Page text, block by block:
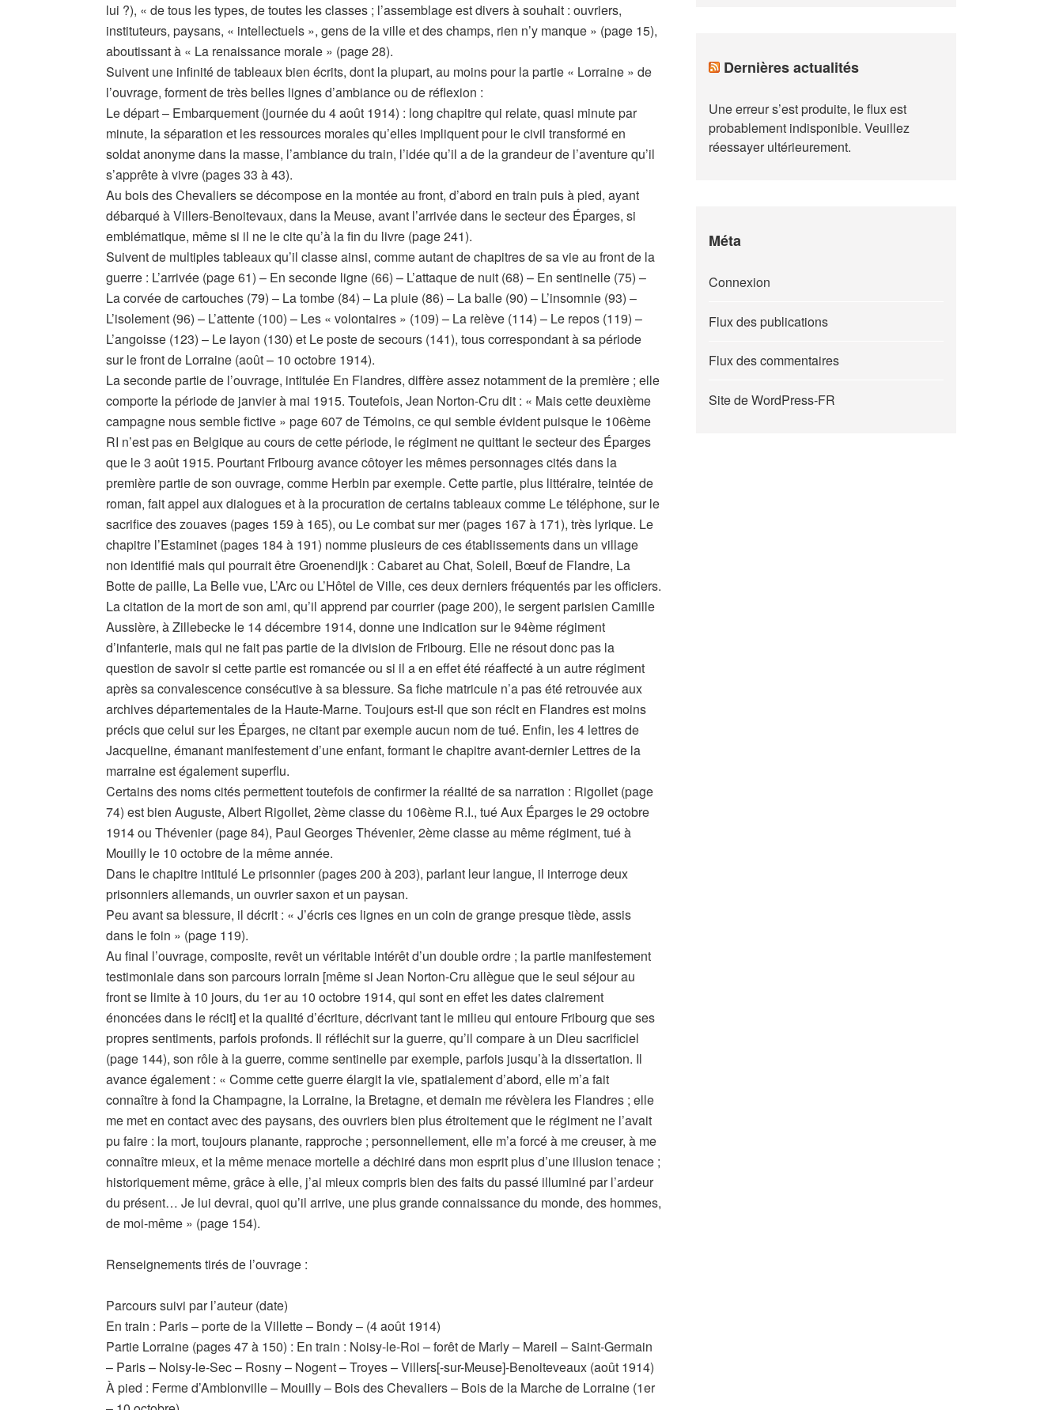
lui ?), « de tous les types, de toutes les classes ; l’assemblage est divers à souhait : ouvriers,
instituteurs, paysans, « intellectuels », gens de la ville et des champs, rien n’y manque » (page 15),
aboutissant à « La renaissance morale » (page 28).
Suivent une infinité de tableaux bien écrits, dont la plupart, au moins pour la partie « Lorraine » de
l’ouvrage, forment de très belles lignes d’ambiance ou de réflexion :
Le départ – Embarquement (journée du 4 août 1914) : long chapitre qui relate, quasi minute par
minute, la séparation et les ressources morales qu’elles impliquent pour le civil transformé en
soldat anonyme dans la masse, l’ambiance du train, l’idée qu’il a de la grandeur de l’aventure qu’il
s’apprête à vivre (pages 33 à 43).
Au bois des Chevaliers se décompose en la montée au front, d’abord en train puis à pied, ayant
débarqué à Villers-Benoitevaux, dans la Meuse, avant l’arrivée dans le secteur des Éparges, si
emblématique, même si il ne le cite qu’à la fin du livre (page 241).
Suivent de multiples tableaux qu’il classe ainsi, comme autant de chapitres de sa vie au front de la
guerre : L’arrivée (page 61) – En seconde ligne (66) – L’attaque de nuit (68) – En sentinelle (75) –
La corvée de cartouches (79) – La tombe (84) – La pluie (86) – La balle (90) – L’insomnie (93) –
L’isolement (96) – L’attente (100) – Les « volontaires » (109) – La relève (114) – Le repos (119) –
L’angoisse (123) – Le layon (130) et Le poste de secours (141), tous correspondant à sa période
sur le front de Lorraine (août – 10 octobre 1914).
La seconde partie de l’ouvrage, intitulée En Flandres, diffère assez notamment de la première ; elle
comporte la période de janvier à mai 1915. Toutefois, Jean Norton-Cru dit : « Mais cette deuxième
campagne nous semble fictive » page 607 de Témoins, ce qui semble évident puisque le 106ème
RI n’est pas en Belgique au cours de cette période, le régiment ne quittant le secteur des Éparges
que le 3 août 1915. Pourtant Fribourg avance côtoyer les mêmes personnages cités dans la
première partie de son ouvrage, comme Herbin par exemple. Cette partie, plus littéraire, teintée de
roman, fait appel aux dialogues et à la procuration de certains tableaux comme Le téléphone, sur le
sacrifice des zouaves (pages 159 à 165), ou Le combat sur mer (pages 167 à 171), très lyrique. Le
chapitre l’Estaminet (pages 184 à 191) nomme plusieurs de ces établissements dans un village
non identifié mais qui pourrait être Groenendijk : Cabaret au Chat, Soleil, Bœuf de Flandre, La
Botte de paille, La Belle vue, L’Arc ou L’Hôtel de Ville, ces deux derniers fréquentés par les officiers.
La citation de la mort de son ami, qu’il apprend par courrier (page 200), le sergent parisien Camille
Aussière, à Zillebecke le 14 décembre 1914, donne une indication sur le 94ème régiment
d’infanterie, mais qui ne fait pas partie de la division de Fribourg. Elle ne résout donc pas la
question de savoir si cette partie est romancée ou si il a en effet été réaffecté à un autre régiment
après sa convalescence consécutive à sa blessure. Sa fiche matricule n’a pas été retrouvée aux
archives départementales de la Haute-Marne. Toujours est-il que son récit en Flandres est moins
précis que celui sur les Éparges, ne citant par exemple aucun nom de tué. Enfin, les 4 lettres de
Jacqueline, émanant manifestement d’une enfant, formant le chapitre avant-dernier Lettres de la
marraine est également superflu.
Certains des noms cités permettent toutefois de confirmer la réalité de sa narration : Rigollet (page
74) est bien Auguste, Albert Rigollet, 2ème classe du 106ème R.I., tué Aux Éparges le 29 octobre
1914 ou Thévenier (page 84), Paul Georges Thévenier, 2ème classe au même régiment, tué à
Mouilly le 10 octobre de la même année.
Dans le chapitre intitulé Le prisonnier (pages 200 à 203), parlant leur langue, il interroge deux
prisonniers allemands, un ouvrier saxon et un paysan.
Peu avant sa blessure, il décrit : « J’écris ces lignes en un coin de grange presque tiède, assis
dans le foin » (page 119).
Au final l’ouvrage, composite, revêt un véritable intérêt d’un double ordre ; la partie manifestement
testimoniale dans son parcours lorrain [même si Jean Norton-Cru allègue que le seul séjour au
front se limite à 10 jours, du 1er au 10 octobre 1914, qui sont en effet les dates clairement
énoncées dans le récit] et la qualité d’écriture, décrivant tant le milieu qui entoure Fribourg que ses
propres sentiments, parfois profonds. Il réfléchit sur la guerre, qu’il compare à un Dieu sacrificiel
(page 144), son rôle à la guerre, comme sentinelle par exemple, parfois jusqu’à la dissertation. Il
avance également : « Comme cette guerre élargit la vie, spatialement d’abord, elle m’a fait
connaître à fond la Champagne, la Lorraine, la Bretagne, et demain me révèlera les Flandres ; elle
me met en contact avec des paysans, des ouvriers bien plus étroitement que le régiment ne l’avait
pu faire : la mort, toujours planante, rapproche ; personnellement, elle m’a forcé à me creuser, à me
connaître mieux, et la même menace mortelle a déchiré dans mon esprit plus d’une illusion tenace ;
historiquement même, grâce à elle, j’ai mieux compris bien des faits du passé illuminé par l’ardeur
du présent… Je lui devrai, quoi qu’il arrive, une plus grande connaissance du monde, des hommes,
de moi-même » (page 154).
Renseignements tirés de l’ouvrage :
Parcours suivi par l’auteur (date)
En train : Paris – porte de la Villette – Bondy – (4 août 1914)
Partie Lorraine (pages 47 à 150) : En train : Noisy-le-Roi – forêt de Marly – Mareil – Saint-Germain
– Paris – Noisy-le-Sec – Rosny – Nogent – Troyes – Villers[-sur-Meuse]-Benoiteveaux (août 1914)
À pied : Ferme d’Amblonville – Mouilly – Bois des Chevaliers – Bois de la Marche de Lorraine (1er
Dernières actualités
Une erreur s’est produite, le flux est
probablement indisponible. Veuillez
réessayer ultérieurement.
Méta
Connexion
Flux des publications
Flux des commentaires
Site de WordPress-FR